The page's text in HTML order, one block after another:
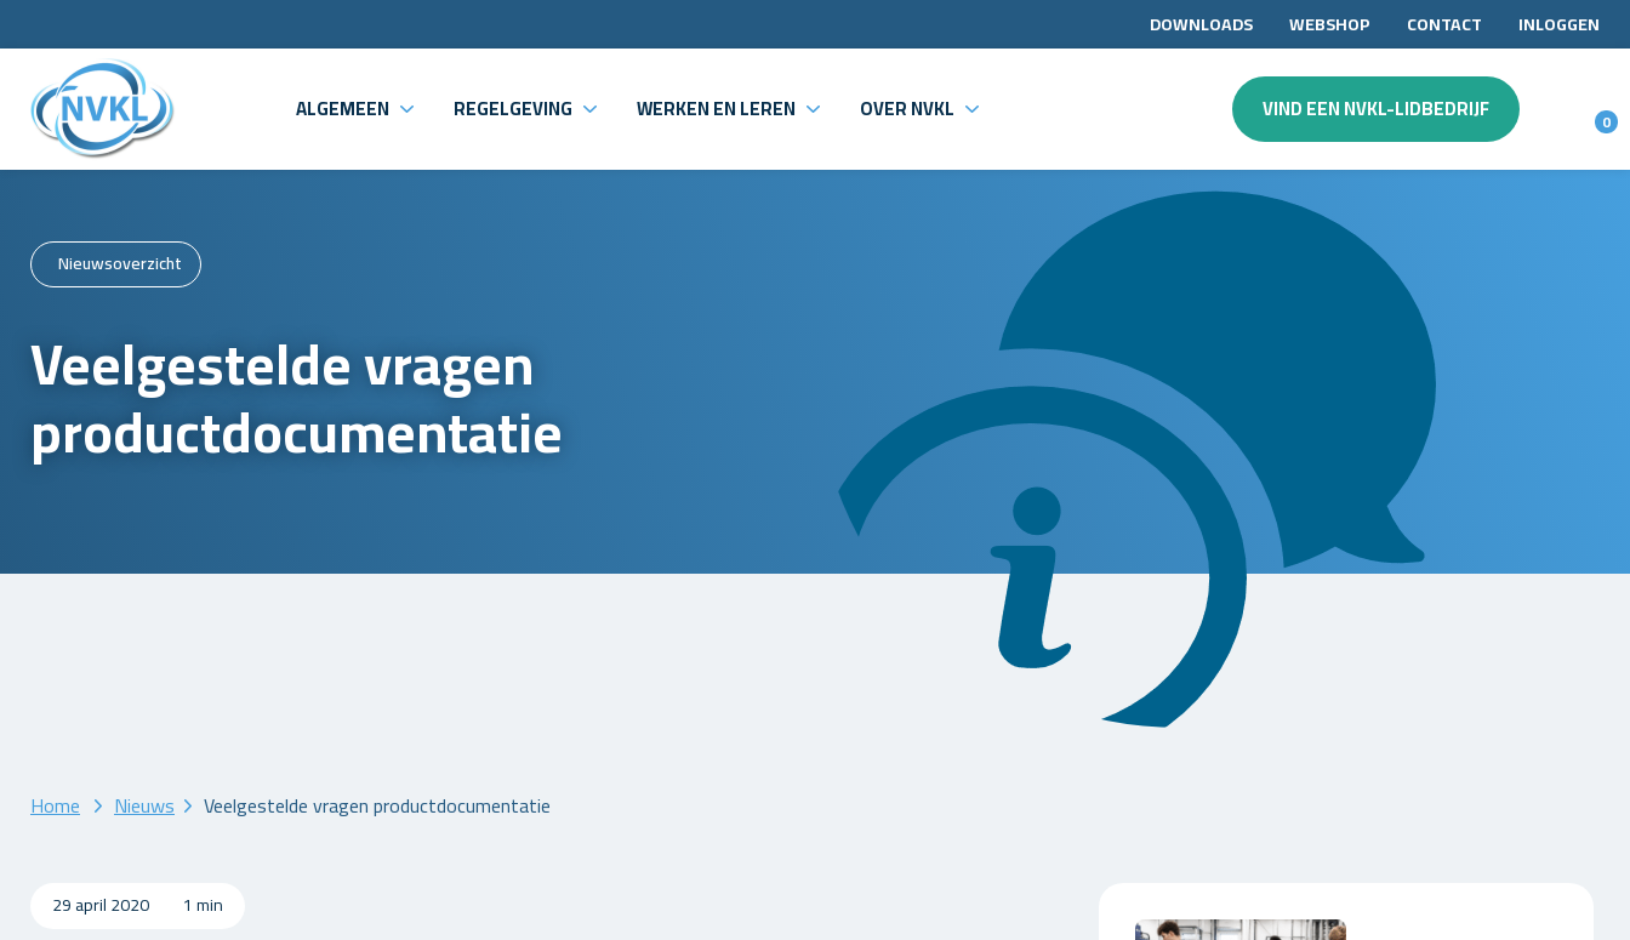
DOWNLOADS WEBSHOP CONTACT INLOGGEN
ALGEMEEN REGELGEVING WERKEN EN LEREN OVER NVKL VIND EEN NVKL-LIDBEDRIJF 0
Nieuwsoverzicht
Veelgestelde vragen
productdocumentatie
Home Nieuws Veelgestelde vragen productdocumentatie
29 april 2020 1 min